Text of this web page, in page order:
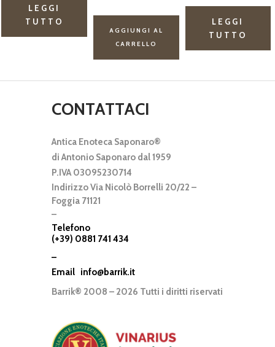
TUTTO
AGGIUNGI AL
CARRELLO
CONTATTACI
Antica Enoteca Saponaro®
di Antonio Saponaro dal 1959
P.IVA 03095230714
Indirizzo Via Nicolò Borrelli 20/22 –
Foggia 71121
–
Telefono
(+39) 0881 741 434
–
Email info@barrik.it
Barrik® 2008 – 2026 Tutti i diritti riservati